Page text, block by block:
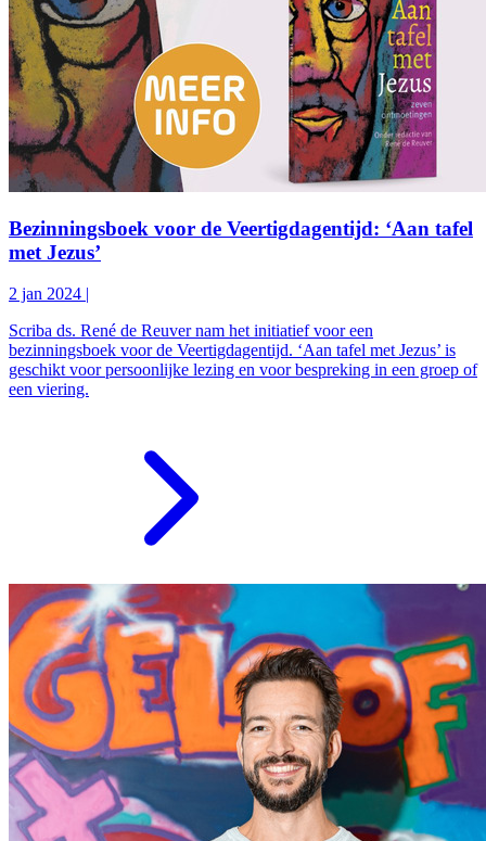
Bezinningsboek voor de Veertigdagentijd: ‘Aan tafel
met Jezus’
2 jan 2024 |
Scriba ds. René de Reuver nam het initiatief voor een
bezinningsboek voor de Veertigdagentijd. ‘Aan tafel met Jezus’ is
geschikt voor persoonlijke lezing en voor bespreking in een groep of
een viering.